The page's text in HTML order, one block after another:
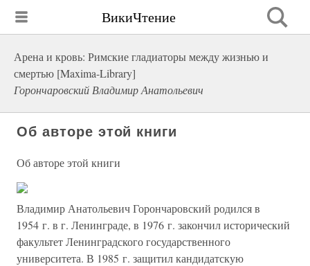
ВикиЧтение
Арена и кровь: Римские гладиаторы между жизнью и
смертью [Maxima-Library]
Горончаровский Владимир Анатольевич
Об авторе этой книги
Об авторе этой книги
Владимир Анатольевич Горончаровский родился в
1954 г. в г. Ленинграде, в 1976 г. закончил исторический
факультет Ленинградского государственного
университета. В 1985 г. защитил кандидатскую